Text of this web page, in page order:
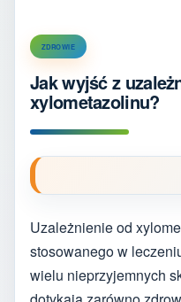
ZDROWIE
Jak wyjść z
xylometazolinu?
Uzależnienie od
stosowanego w
wielu nieprzyjemnych